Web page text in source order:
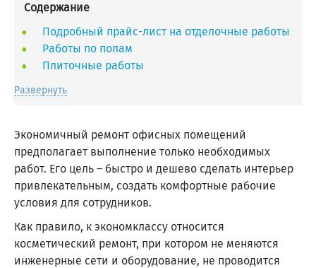
Содержание
Подробный прайс-лист на отделочные работы
Работы по полам
Плиточные работы
Развернуть
Экономичный ремонт офисных помещений
предполагает выполнение только необходимых
работ. Его цель – быстро и дешево сделать интерьер
привлекательным, создать комфортные рабочие
условия для сотрудников.
Как правило, к экономклассу относится
косметический ремонт, при котором не меняются
инженерные сети и оборудование, не проводится